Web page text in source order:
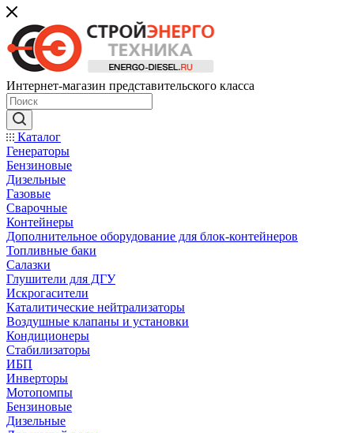
Интернет-магазин представительского класса
Каталог
Генераторы
Бензиновые
Дизельные
Газовые
Сварочные
Контейнеры
Дополнительное оборудование для блок-контейнеров
Топливные баки
Салазки
Глушители для ДГУ
Искрогасители
Каталитические нейтрализаторы
Воздушные клапаны и установки
Кондиционеры
Стабилизаторы
ИБП
Инверторы
Мотопомпы
Бензиновые
Дизельные